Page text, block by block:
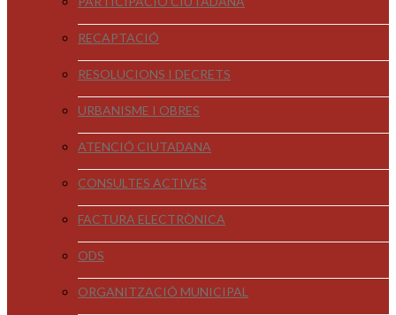
RECAPTACIÓ
RESOLUCIONS I DECRETS
URBANISME I OBRES
ATENCIÓ CIUTADANA
CONSULTES ACTIVES
FACTURA ELECTRÒNICA
ODS
ORGANITZACIÓ MUNICIPAL